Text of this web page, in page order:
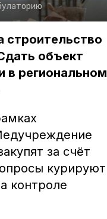
строительство
объект
в региональном
за счёт
курируют
контроле